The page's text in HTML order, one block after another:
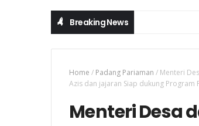
Breaking News
Home / Padang Pariaman / Menteri
Azis dan jajaran Siap dukung Program
Menteri Desa